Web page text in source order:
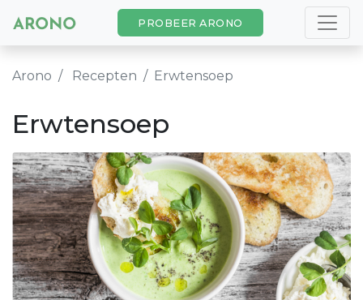
PROBEER ARONO
Arono Recepten Erwtensoep
Erwtensoep